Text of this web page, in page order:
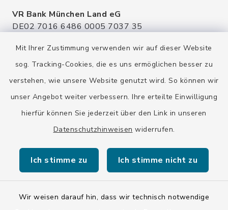
Mit Ihrer Zustimmung verwenden wir auf dieser Website
sog. Tracking-Cookies, die es uns ermöglichen besser zu
verstehen, wie unsere Website genutzt wird. So können wir
unser Angebot weiter verbessern. Ihre erteilte Einwilligung
hierfür können Sie jederzeit über den Link in unseren
Datenschutzhinweisen widerrufen.
Ich stimme zu Ich stimme nicht zu
Wir weisen darauf hin, dass wir technisch notwendige
VR Bank München Land eG
DE02 7016 6486 0005 7037 35
Raiffeisenbank Isar Loisachtal eG
DE92 7016 9543 0001 0005 00
GENODEF1HHS
HypoVereinsbank
DE20 7002 0270 3630 1010 09
HYVEDEMMXXX